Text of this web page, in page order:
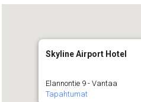
Skyline Airport Hotel
Elannontie 9 - Vantaa
Tapahtumat